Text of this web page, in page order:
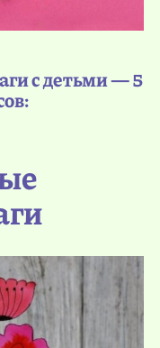
с детьми — 5